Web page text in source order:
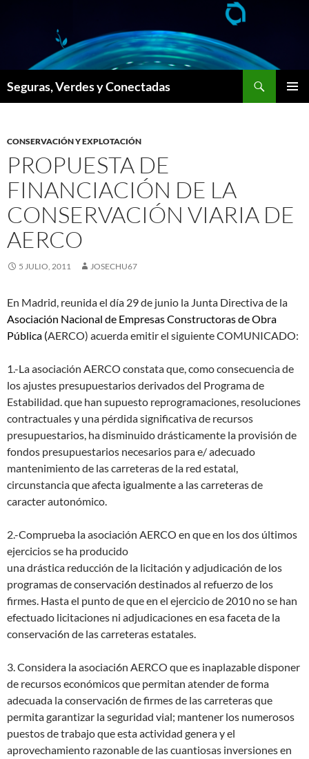
Seguras, Verdes y Conectadas
CONSERVACIÓN Y EXPLOTACIÓN
PROPUESTA DE
FINANCIACIÓN DE LA
CONSERVACIÓN VIARIA DE
AERCO
5 JULIO, 2011 JOSECHU67
En Madrid, reunida el día 29 de junio la Junta Directiva de la
Asociación Nacional de Empresas Constructoras de Obra
Pública (AERCO) acuerda emitir el siguiente COMUNICADO:
1.-La asociación AERCO constata que, como consecuencia de
los ajustes presupuestarios derivados del Programa de
Estabilidad. que han supuesto reprogramaciones, resoluciones
contractuales y una pérdida significativa de recursos
presupuestarios, ha disminuido drásticamente la provisión de
fondos presupuestarios necesarios para e/ adecuado
mantenimiento de las carreteras de la red estatal,
circunstancia que afecta igualmente a las carreteras de
caracter autonómico.
2.-Comprueba la asociación AERCO en que en los dos últimos
ejercicios se ha producido
una drástica reducción de la licitación y adjudicación de los
programas de conservaci6n destinados al refuerzo de los
firmes. Hasta el punto de que en el ejercicio de 2010 no se han
efectuado licitaciones ni adjudicaciones en esa faceta de la
conservaci6n de las carreteras estatales.
3. Considera la asociaci6n AERCO que es inaplazable disponer
de recursos económicos que permitan atender de forma
adecuada la conservaci6n de firmes de las carreteras que
permita garantizar la seguridad vial; mantener los numerosos
puestos de trabajo que esta actividad genera y el
aprovechamiento razonable de las cuantiosas inversiones en